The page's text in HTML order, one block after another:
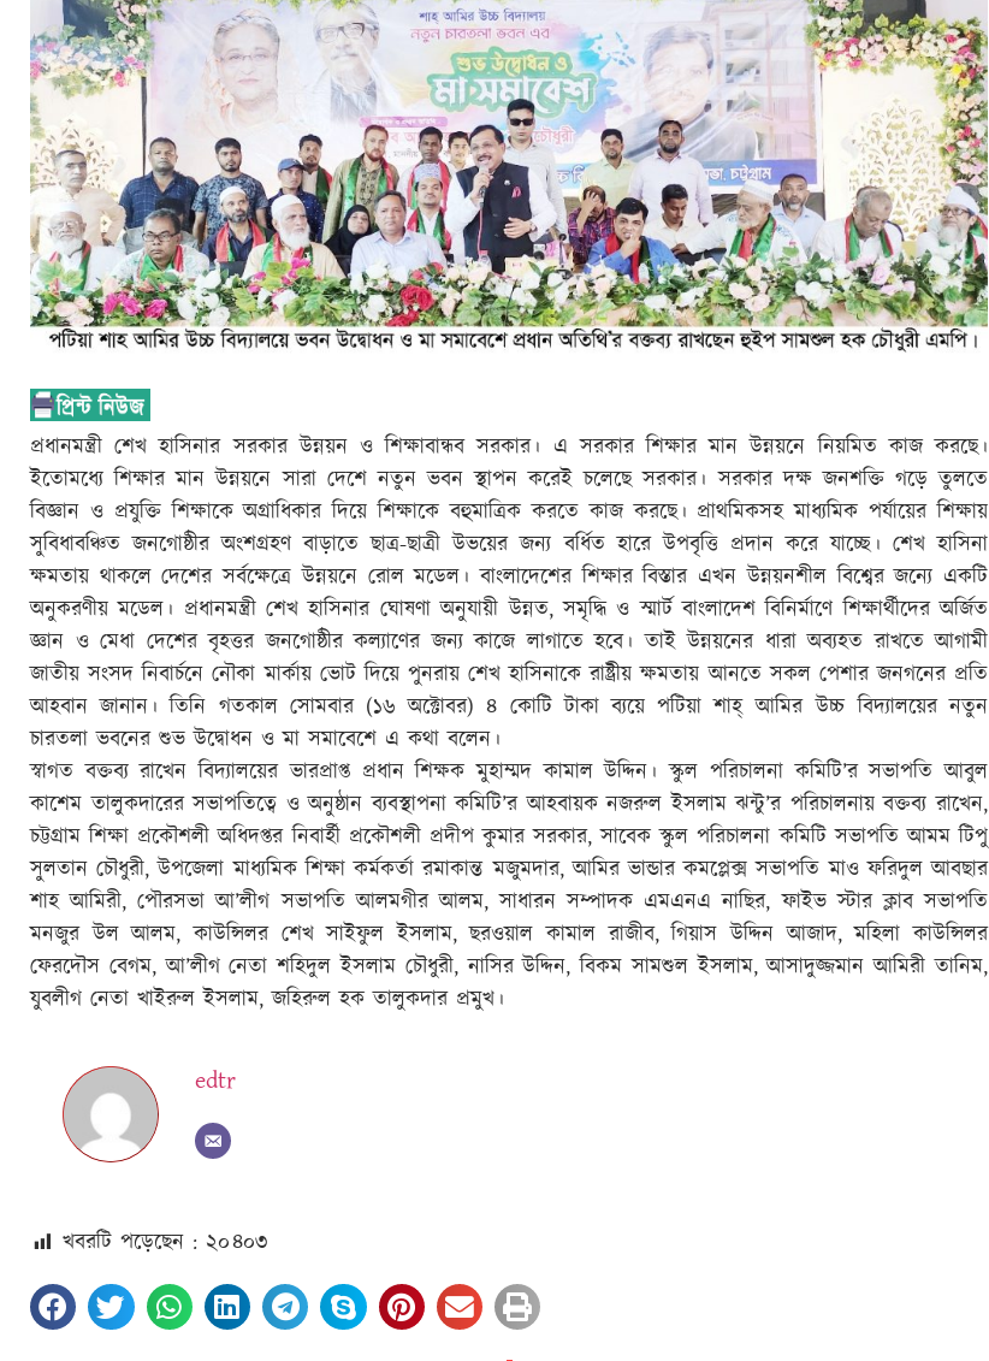
প্রধানমন্ত্রী শেখ হাসিনার সরকার উন্নয়ন ও শিক্ষাবান্ধব সরকার। এ সরকার শিক্ষার মান উন্নয়নে নিয়মিত কাজ করছে।
ইতোমধ্যে শিক্ষার মান উন্নয়নে সারা দেশে নতুন ভবন স্থাপন করেই চলেছে সরকার। সরকার দক্ষ জনশক্তি গড়ে তুলতে
বিজ্ঞান ও প্রযুক্তি শিক্ষাকে অগ্রাধিকার দিয়ে শিক্ষাকে বহুমাত্রিক করতে কাজ করছে। প্রাথমিকসহ মাধ্যমিক পর্যায়ের শিক্ষায়
সুবিধাবঞ্চিত জনগোষ্ঠীর অংশগ্রহণ বাড়াতে ছাত্র-ছাত্রী উভয়ের জন্য বর্ধিত হারে উপবৃত্তি প্রদান করে যাচ্ছে। শেখ হাসিনা
ক্ষমতায় থাকলে দেশের সর্বক্ষেত্রে উন্নয়নে রোল মডেল। বাংলাদেশের শিক্ষার বিস্তার এখন উন্নয়নশীল বিশ্বের জন্যে একটি
অনুকরণীয় মডেল। প্রধানমন্ত্রী শেখ হাসিনার ঘোষণা অনুযায়ী উন্নত, সমৃদ্ধি ও স্মার্ট বাংলাদেশ বিনির্মাণে শিক্ষার্থীদের অর্জিত
জ্ঞান ও মেধা দেশের বৃহত্তর জনগোষ্ঠীর কল্যাণের জন্য কাজে লাগাতে হবে। তাই উন্নয়নের ধারা অব্যহত রাখতে আগামী
জাতীয় সংসদ নিবার্চনে নৌকা মার্কায় ভোট দিয়ে পুনরায় শেখ হাসিনাকে রাষ্ট্রীয় ক্ষমতায় আনতে সকল পেশার জনগনের প্রতি
আহবান জানান। তিনি গতকাল সোমবার (১৬ অক্টোবর) ৪ কোটি টাকা ব্যয়ে পটিয়া শাহ্ আমির উচ্চ বিদ্যালয়ের নতুন
চারতলা ভবনের শুভ উদ্বোধন ও মা সমাবেশে এ কথা বলেন।
স্বাগত বক্তব্য রাখেন বিদ্যালয়ের ভারপ্রাপ্ত প্রধান শিক্ষক মুহাম্মদ কামাল উদ্দিন। স্কুল পরিচালনা কমিটি’র সভাপতি আবুল
কাশেম তালুকদারের সভাপতিত্বে ও অনুষ্ঠান ব্যবস্থাপনা কমিটি’র আহবায়ক নজরুল ইসলাম ঝন্টু’র পরিচালনায় বক্তব্য রাখেন,
চট্টগ্রাম শিক্ষা প্রকৌশলী অধিদপ্তর নিবার্হী প্রকৌশলী প্রদীপ কুমার সরকার, সাবেক স্কুল পরিচালনা কমিটি সভাপতি আমম টিপু
সুলতান চৌধুরী, উপজেলা মাধ্যমিক শিক্ষা কর্মকর্তা রমাকান্ত মজুমদার, আমির ভান্ডার কমপ্লেক্স সভাপতি মাও ফরিদুল আবছার
শাহ আমিরী, পৌরসভা আ’লীগ সভাপতি আলমগীর আলম, সাধারন সম্পাদক এমএনএ নাছির, ফাইভ স্টার ক্লাব সভাপতি
মনজুর উল আলম, কাউন্সিলর শেখ সাইফুল ইসলাম, ছরওয়াল কামাল রাজীব, গিয়াস উদ্দিন আজাদ, মহিলা কাউন্সিলর
ফেরদৌস বেগম, আ’লীগ নেতা শহিদুল ইসলাম চৌধুরী, নাসির উদ্দিন, বিকম সামশুল ইসলাম, আসাদুজ্জমান আমিরী তানিম,
যুবলীগ নেতা খাইরুল ইসলাম, জহিরুল হক তালুকদার প্রমুখ।
edtr
খবরটি পড়েছেন : ২০৪০৩